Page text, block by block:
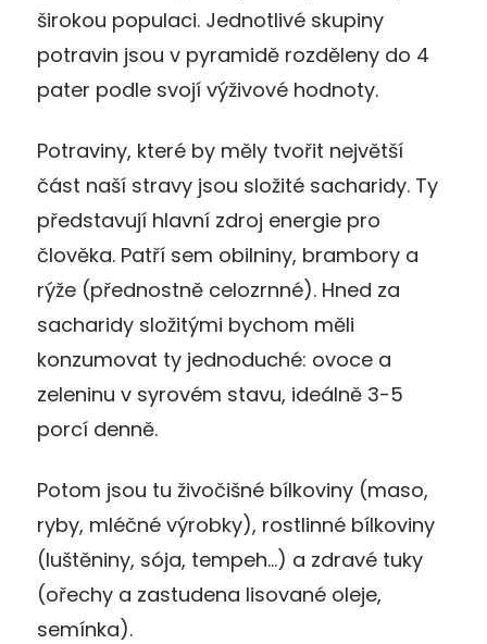
širokou populaci. Jednotlivé skupiny
potravin jsou v pyramidě rozděleny do 4
pater podle svojí výživové hodnoty.
Potraviny, které by měly tvořit největší
část naší stravy jsou složité sacharidy. Ty
představují hlavní zdroj energie pro
člověka. Patří sem obilniny, brambory a
rýže (přednostně celozrnné). Hned za
sacharidy složitými bychom měli
konzumovat ty jednoduché: ovoce a
zeleninu v syrovém stavu, ideálně 3-5
porcí denně.
Potom jsou tu živočišné bílkoviny (maso,
ryby, mléčné výrobky), rostlinné bílkoviny
(luštěniny, sója, tempeh…) a zdravé tuky
(ořechy a zastudena lisované oleje,
semínka).